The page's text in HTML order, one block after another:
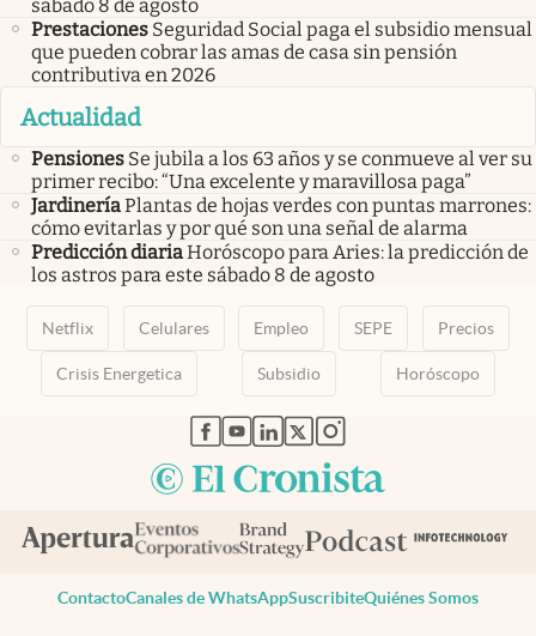
sábado 8 de agosto
Prestaciones Seguridad Social paga el subsidio mensual
que pueden cobrar las amas de casa sin pensión
contributiva en 2026
Actualidad
Pensiones Se jubila a los 63 años y se conmueve al ver su
primer recibo: “Una excelente y maravillosa paga”
JardineríaPlantas de hojas verdes con puntas marrones:
cómo evitarlas y por qué son una señal de alarma
Predicción diariaHoróscopo para Aries: la predicción de
los astros para este sábado 8 de agosto
Netflix Celulares Empleo SEPE Precios
Crisis Energetica Subsidio Horóscopo
abre en nueva pestaña
abre en nueva pestaña
abre en nueva pestaña
abre en nueva pestaña
abre en nueva pestaña
ContactoCanales de WhatsAppSuscribiteQuiénes Somos